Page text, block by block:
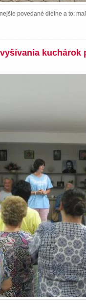
povedané dielne a to: